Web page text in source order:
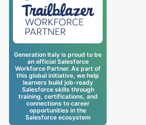
Generation Italy is proud to be
an official Salesforce
Workforce Partner. As part of
this global initiative, we help
learners build job-ready
Salesforce skills through
training, certifications, and
connections to career
opportunities in the
Salesforce ecosystem